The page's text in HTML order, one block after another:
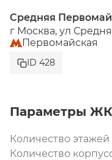
Средняя
г Москва, ул
Первомайская
ID 428
Параметры ЖК
Количество этажей
Количество